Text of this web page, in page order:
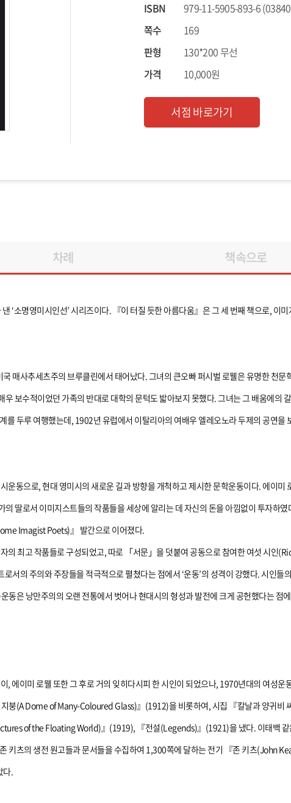
ISBN
979-11-5905-893-6
쪽수
169
판형
130*200 무선
가격
10,000원
서점 바로가기
차례 책속으로
‘소명영미시인선’ 시리즈이다. 『이 터질 듯한 아름다움』은 그 세 번째 책으로, 이
매사추세츠주의 브루클린에서 태어났다. 그녀의 큰오빠 퍼시벌 로웰은 유명한 천
우 보수적이었던 가족의 반대로 대학의 문턱도 밟아보지 못했다. 그녀는 그 배움에의
두루 여행했는데, 1902년 유럽에서 이탈리아의 여배우 엘레오노라 두제의 공연을
운동으로, 현대 영미시의 새로운 길과 방향을 개척하고 제시한 문학운동이다. 에이
딸로서 이미지스트들의 작품들을 세상에 알리는 데 자신의 돈을 아낌없이 투자하
Imagist Poets)』 발간으로 이어졌다.
의 최고 작품들로 구성되었고, 따로 「서문」을 덧붙여 공동으로 참여한 여섯 시
의 주의와 주장들을 적극적으로 펼쳤다는 점에서 ‘운동’의 성격이 강했다. 시인들
은 낭만주의의 오랜 전통에서 벗어나 현대시의 형성과 발전에 크게 공헌했다는 점
에이미 로웰 또한 그 후로 거의 잊히다시피 한 시인이 되었으나, 1970년대의 여성운
지붕(A Dome of Many-Coloured Glass)』(1912)을 비롯하여, 시집 『칼날과 양귀
of the Floating World)』(1919), 『전설(Legends)』(1921)을 냈다. 이태백 같
키츠의 생전 원고들과 문서들을 수집하여 1,300쪽에 달하는 전기 『존 키츠(John
다.